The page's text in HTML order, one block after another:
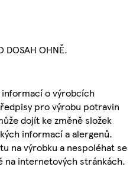
DOSAH OHNĚ.
o výrobcích
pro výrobu potravin
dojít ke změně složek
informací a alergenů.
na výrobku a nespoléhat se
na internetových stránkách.